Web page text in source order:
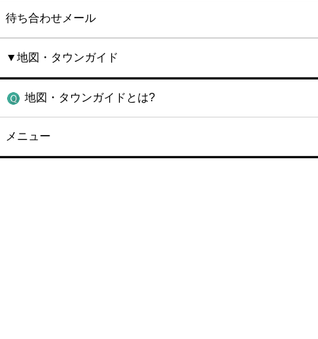
待ち合わせメール
▼地図・タウンガイド
地図・タウンガイドとは?
メニュー